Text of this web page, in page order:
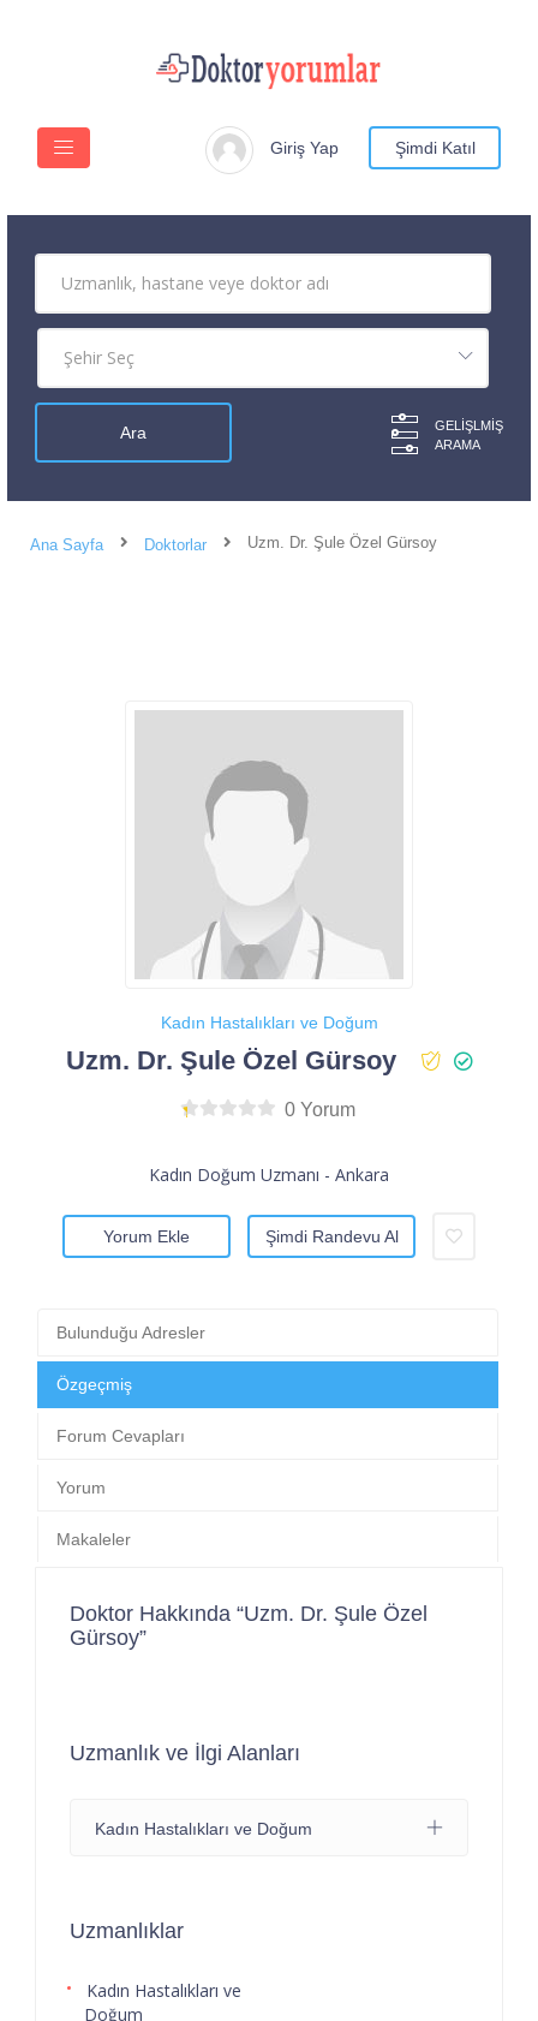
Giriş Yap Şimdi Katıl
GELIŞLMIŞ
ARAMA
Ana Sayfa Doktorlar Uzm. Dr. Şule Özel Gürsoy
Kadın Hastalıkları ve Doğum
Uzm. Dr. Şule Özel Gürsoy
0 Yorum
Kadın Doğum Uzmanı - Ankara
Yorum Ekle Şimdi Randevu Al
Bulunduğu Adresler
Özgeçmiş
Forum Cevapları
Yorum
Makaleler
Doktor Hakkında “Uzm. Dr. Şule Özel
Gürsoy”
Uzmanlık ve İlgi Alanları
Kadın Hastalıkları ve Doğum
Uzmanlıklar
Kadın Hastalıkları ve
Doğum